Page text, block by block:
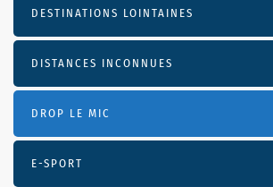
DESTINATIONS LOINTAINES
DISTANCES INCONNUES
DROP LE MIC
E-SPORT